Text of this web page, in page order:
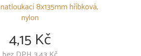
8x135mm hříbková,
nylon
4,15 Kč